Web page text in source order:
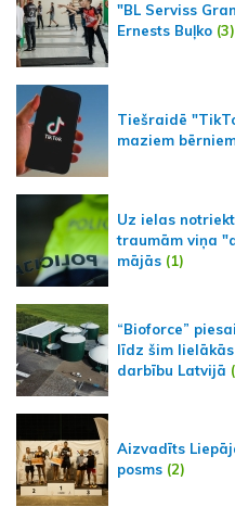
"BL Serviss
Ernests Buļko (3)
Tiešraidē
maziem
Uz ielas
traumām viņa
mājās (1)
“Bioforce”
līdz šim
darbību Latvijā
Aizvadīts
posms (2)